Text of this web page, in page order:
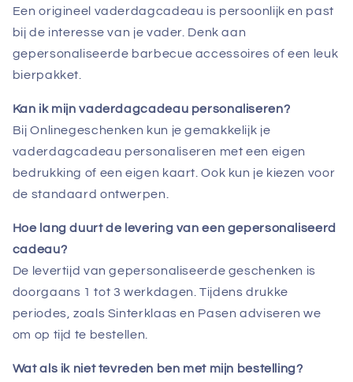
Een origineel vaderdagcadeau is persoonlijk en past
bij de interesse van je vader. Denk aan
gepersonaliseerde barbecue accessoires of een leuk
bierpakket.
Kan ik mijn vaderdagcadeau personaliseren?
Bij Onlinegeschenken kun je gemakkelijk je
vaderdagcadeau personaliseren met een eigen
bedrukking of een eigen kaart. Ook kun je kiezen voor
de standaard ontwerpen.
Hoe lang duurt de levering van een gepersonaliseerd
cadeau?
De levertijd van gepersonaliseerde geschenken is
doorgaans 1 tot 3 werkdagen. Tijdens drukke
periodes, zoals Sinterklaas en Pasen adviseren we
om op tijd te bestellen.
Wat als ik niet tevreden ben met mijn bestelling?